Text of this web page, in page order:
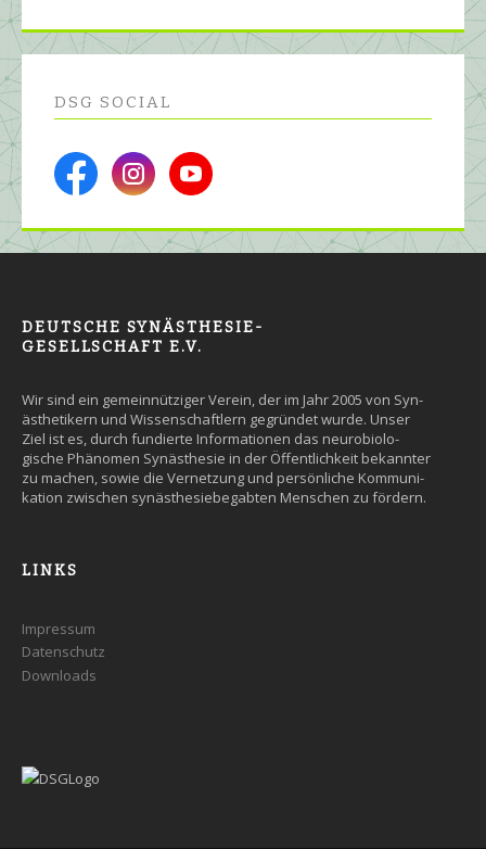
DSG SOCIAL
DEUTSCHE SYNÄSTHESIE-
GESELLSCHAFT E.V.
Wir sind ein gemein­nütziger Ver­ein, der im Jahr 2005 von Syn­
äs­the­tikern und Wissen­schaft­lern ge­grün­det wurde. Un­ser
Ziel ist es, durch fun­dier­te Infor­ma­tio­nen das neuro­bio­lo­
gische Phäno­men Syn­äs­the­sie in der Öffent­lich­keit be­kann­ter
zu machen, so­wie die Ver­net­zung und persön­liche Kommuni­
kation zwi­schen syn­äs­the­sie­be­gab­ten Men­schen zu fördern.
LINKS
Impressum
Datenschutz
Downloads